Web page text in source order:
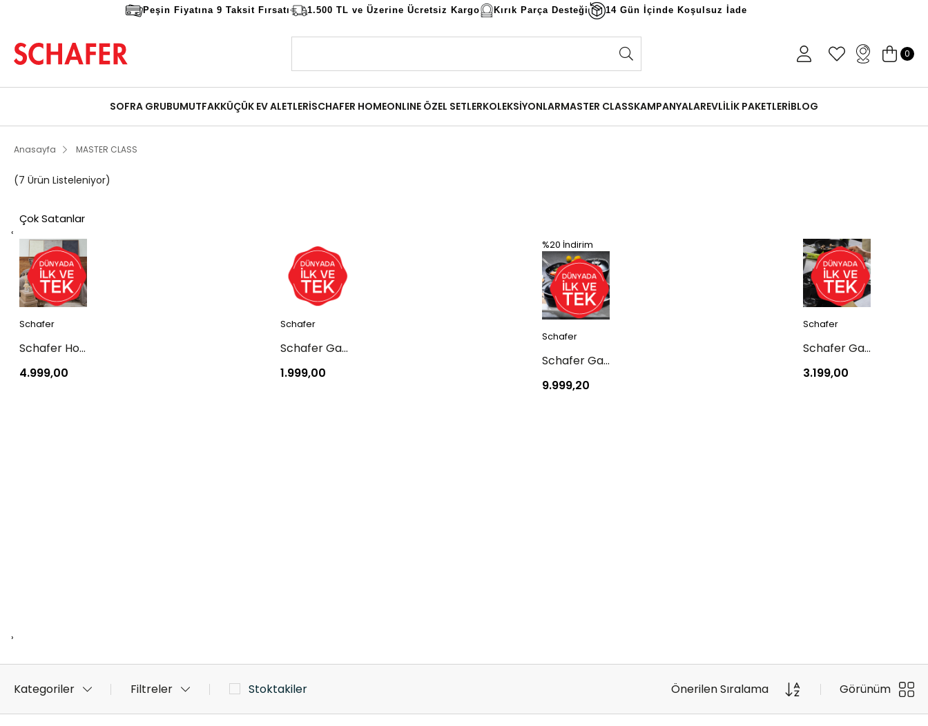
Peşin Fiyatına 9 Taksit Fırsatı 1.500 TL ve Üzerine Ücretsiz Kargo Kırık Parça Desteği 14 Gün İçinde Koşulsuz İade
0
SOFRA GRUBUMUTFAKKÜÇÜK EV ALETLERİSCHAFER HOMEONLINE ÖZEL SETLERKOLEKSİYONLARMASTER CLASSKAMPANYALAREVLİLİK PAKETLERİBLOG
Anasayfa MASTER CLASS
7 Ürün
Çok Satanlar
‹
Schafer
Schafer Home Blossom Yatak Örtüsü Seti 3 Parça-Bej
4.999,00
Schafer
Schafer Gastronomie Master Granit Tava 26Cm-Siyah
1.999,00
%20 İndirim
Schafer
Schafer Gastronomie Master Tencere Seti 7 Parça-Siyah
9.999,20
Schafer
Schafer Gastronomie Master Granit Basık Tencere-28Cm
3.199,00
›
Kategoriler Filtreler Stoktakiler